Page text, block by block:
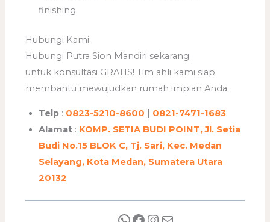
finishing.
Hubungi Kami
Hubungi Putra Sion Mandiri sekarang
untuk konsultasi GRATIS! Tim ahli kami siap
membantu mewujudkan rumah impian Anda.
Telp : 0823-5210-8600 | 0821-7471-1683
Alamat : KOMP. SETIA BUDI POINT, Jl. Setia
Budi No.15 BLOK C, Tj. Sari, Kec. Medan
Selayang, Kota Medan, Sumatera Utara
20132